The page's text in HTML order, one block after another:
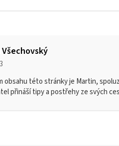
obsahu této stránky je Martin,
přináší tipy a postřehy ze svých